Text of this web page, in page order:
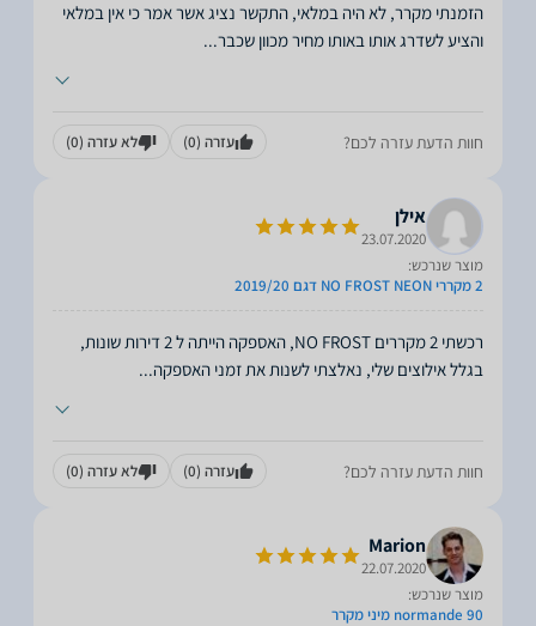
הזמנתי מקרר, לא היה במלאי, התקשר נציג אשר אמר כי אין במלאי
והציע לשדרג אותו באותו מחיר מכוון שכבר...
חוות הדעת עזרה לכם? עזרה (0) לא עזרה (0)
אילן
23.07.2020
מוצר שנרכש:
2 מקררי NO FROST NEON דגם 2019/20
רכשתי 2 מקררים NO FROST, האספקה הייתה ל 2 דירות שונות,
בגלל אילוצים שלי, נאלצתי לשנות את זמני האספקה...
חוות הדעת עזרה לכם? עזרה (0) לא עזרה (0)
Marion
22.07.2020
מוצר שנרכש:
normande 90 מיני מקרר